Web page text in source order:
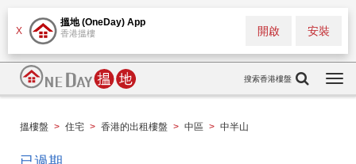
X
搵地 (OneDay) App
香港搵樓 安裝
開啟
搜索香港樓盤
搵樓盤 > 住宅 > 香港的出租樓盤 > 中區 > 中半山